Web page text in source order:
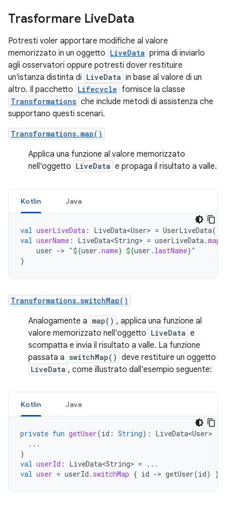
Trasformare LiveData
Potresti voler apportare modifiche al valore
memorizzato in un oggetto LiveData prima di inviarlo
agli osservatori oppure potresti dover restituire
un'istanza distinta di LiveData in base al valore di un
altro. Il pacchetto Lifecycle fornisce la classe
Transformations che include metodi di assistenza che
supportano questi scenari.
Transformations.map()
Applica una funzione al valore memorizzato
nell'oggetto LiveData e propaga il risultato a valle.
Kotlin Java
val userLiveData : LiveData<User> = UserLiveData()
val userName : LiveData<String> = userLiveData.map
user -> "${user .name} ${user . lastName}"
}
Transformations.switchMap()
Analogamente a map() , applica una funzione al
valore memorizzato nell'oggetto LiveData e
scompatta e invia il risultato a valle. La funzione
passata a switchMap() deve restituire un oggetto
LiveData , come illustrato dall'esempio seguente:
Kotlin Java
private fun getUser(id : String): LiveData<User> {
...
}
val userId : LiveData<String> =
...
val user = userId . switchMap { id -> getUser(id) }